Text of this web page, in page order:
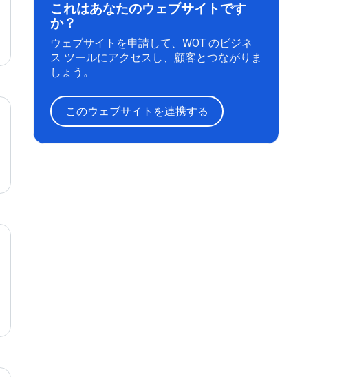
これはあなたのウェブサイトです
か？
ウェブサイトを申請して、WOT のビジネ
ス ツールにアクセスし、顧客とつながりま
しょう。
このウェブサイトを連携する